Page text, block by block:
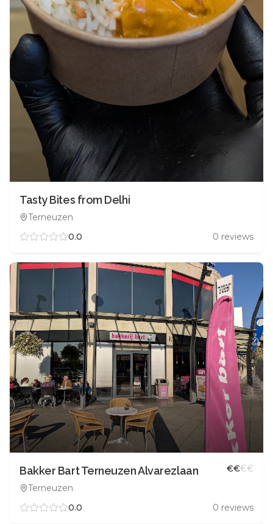
Tasty Bites from Delhi
Terneuzen
0.0
0 reviews
Bakker Bart Terneuzen Alvarezlaan
Terneuzen
€€€€
0.0 0 reviews